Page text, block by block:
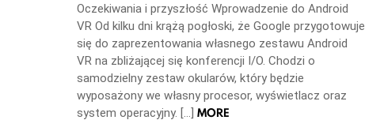
Oczekiwania i przyszłość Wprowadzenie do Android
VR Od kilku dni krążą pogłoski, że Google przygotowuje
się do zaprezentowania własnego zestawu Android
VR na zbliżającej się konferencji I/O. Chodzi o
samodzielny zestaw okularów, który będzie
wyposażony we własny procesor, wyświetlacz oraz
system operacyjny. […] MORE